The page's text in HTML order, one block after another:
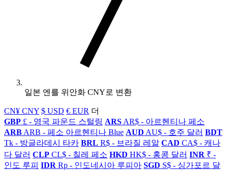
일본 엔를 위안화 CNY로 변환
CN¥ CNY $ USD € EUR 더
GBP £ - 영국 파운드 스털링 ARS AR$ - 아르헨티나 페소
ARB ARB - 페소 아르헨티나 Blue AUD AU$ - 호주 달러 BDT
Tk - 방글라데시 타카 BRL R$ - 브라질 레알 CAD CA$ - 캐나
다 달러 CLP CL$ - 칠레 페소 HKD HK$ - 홍콩 달러 INR ₹ -
인도 루피 IDR Rp - 인도네시아 루피아 SGD S$ - 싱가포르 달